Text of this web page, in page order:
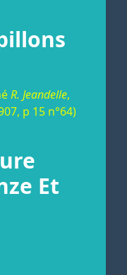
R. Jeandelle,
p 15 n°64)
Et